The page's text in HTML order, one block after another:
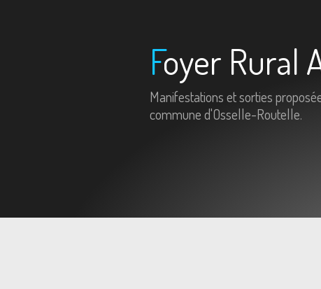
Foyer Rural
Manifestations et sorties
commune d'Osselle-Routelle.